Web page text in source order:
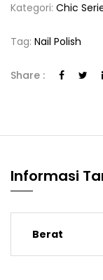
Kategori: Chic
Tag: Nail Polish
Share :
Informasi
Berat